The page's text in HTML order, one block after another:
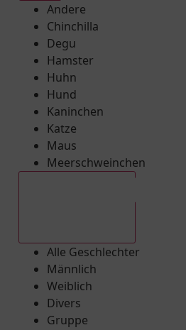
Andere
Chinchilla
Degu
Hamster
Huhn
Hund
Kaninchen
Katze
Maus
Meerschweinchen
Alle Geschlechter
Männlich
Weiblich
Divers
Gruppe